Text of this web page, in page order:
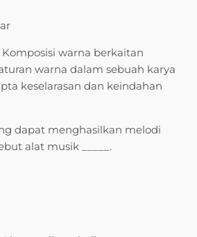
Komposisi warna berkaitan
warna dalam sebuah karya
keselarasan dan keindahan
dapat menghasilkan melodi
alat musik _____.